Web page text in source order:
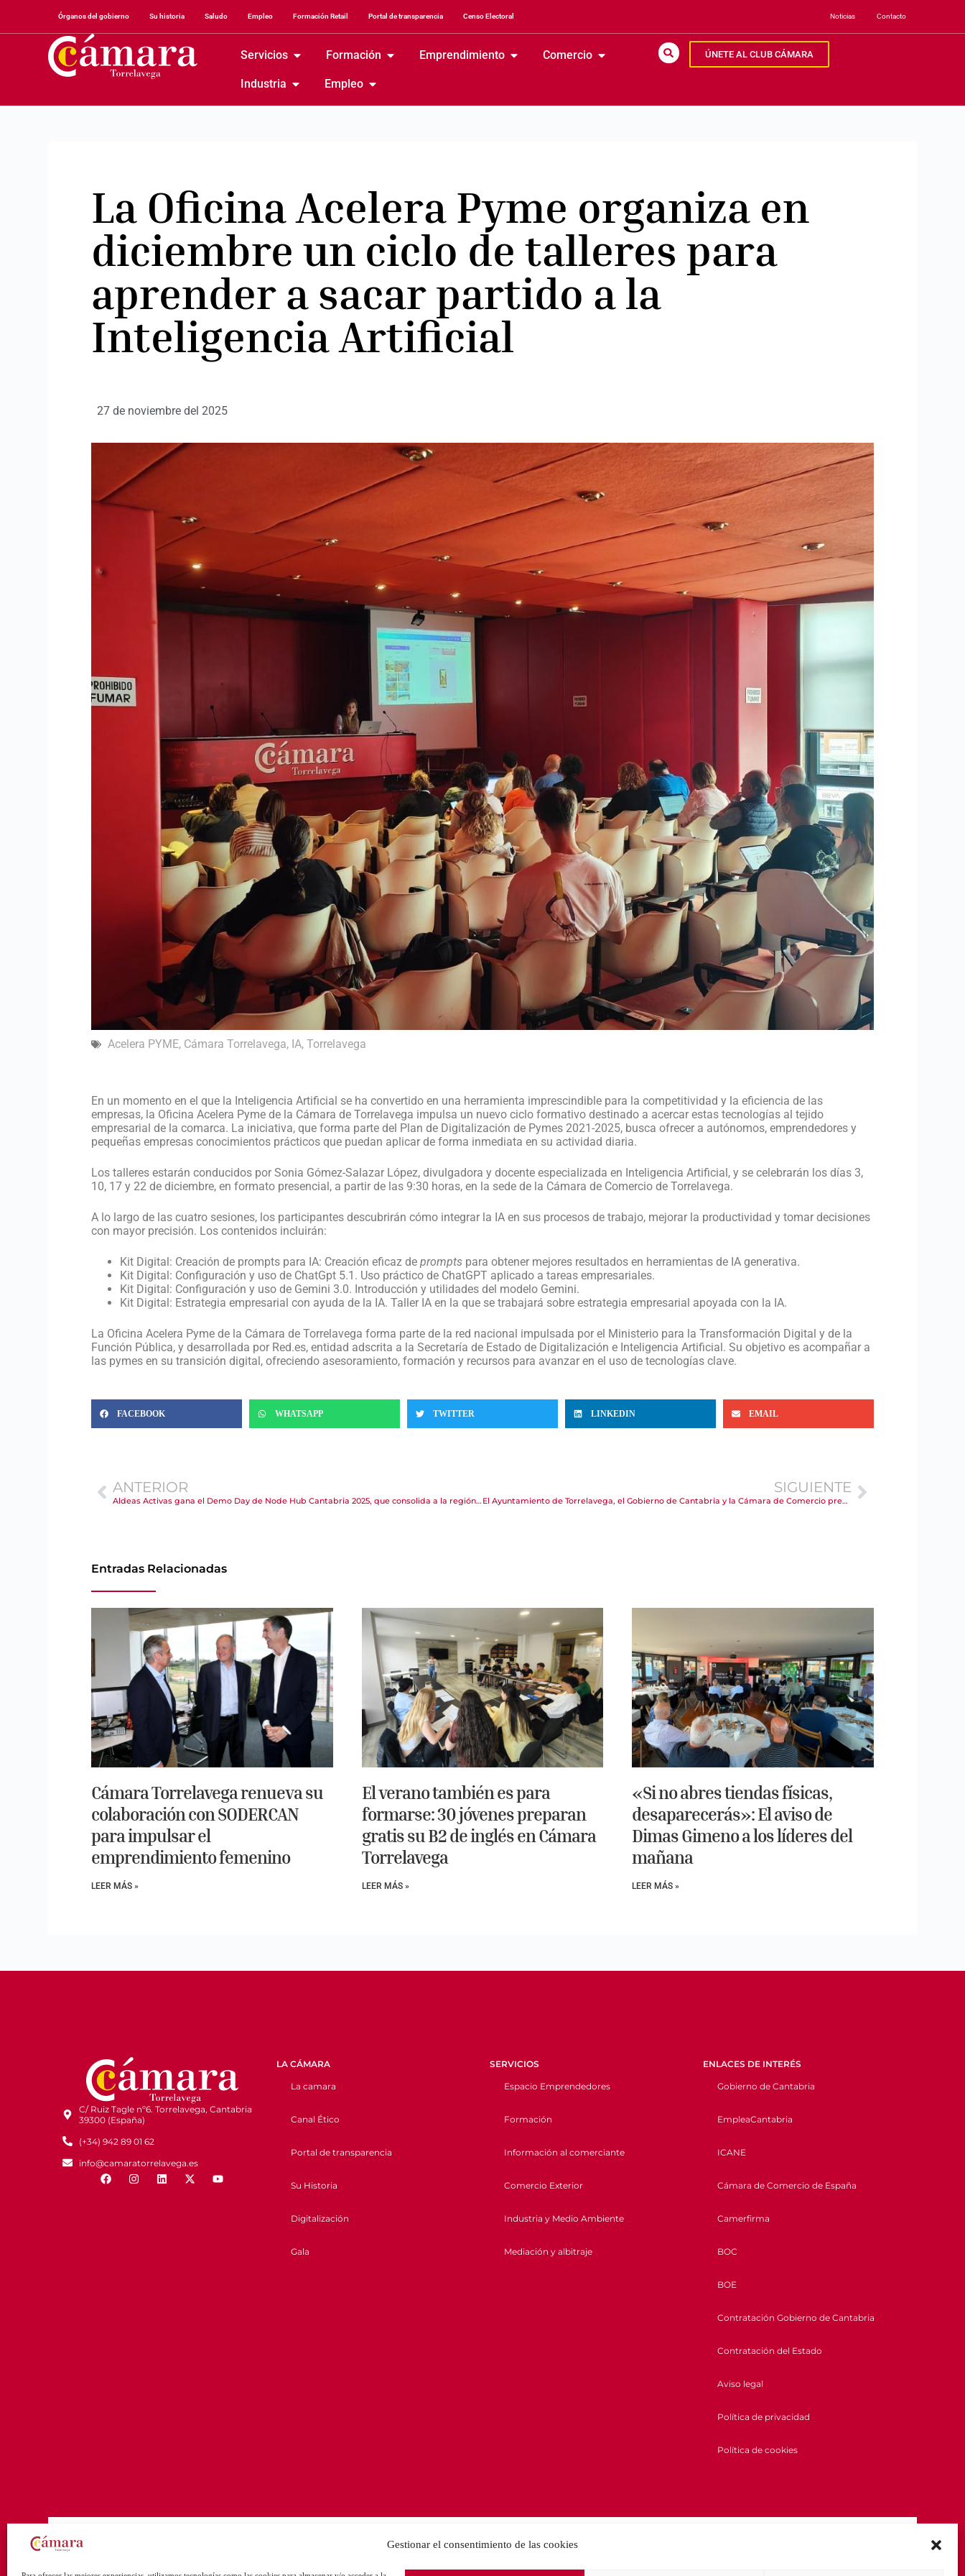
Gestionar el consentimiento de las cookies
Órganos del gobierno Su historia Saludo Empleo Formación Retail Portal de transparencia Censo Electoral Noticias Contacto
Servicios Formación Emprendimiento Comercio
Industria Empleo
ÚNETE AL CLUB CÁMARA
La Oficina Acelera Pyme organiza en
diciembre un ciclo de talleres para
aprender a sacar partido a la
Inteligencia Artificial
27 de noviembre del 2025
Acelera PYME, Cámara Torrelavega, IA,Torrelavega
En un momento en el que la Inteligencia Artificial se ha convertido en una herramienta imprescindible para la competitividad y la eficiencia de las
empresas, la Oficina Acelera Pyme de la Cámara de Torrelavega impulsa un nuevo ciclo formativo destinado a acercar estas tecnologías al tejido
empresarial de la comarca. La iniciativa, que forma parte del Plan de Digitalización de Pymes 2021-2025, busca ofrecer a autónomos, emprendedores y
pequeñas empresas conocimientos prácticos que puedan aplicar de forma inmediata en su actividad diaria.
Los talleres estarán conducidos por Sonia Gómez-Salazar López, divulgadora y docente especializada en Inteligencia Artificial, y se celebrarán los días 3,
10, 17 y 22 de diciembre, en formato presencial, a partir de las 9:30 horas, en la sede de la Cámara de Comercio de Torrelavega.
A lo largo de las cuatro sesiones, los participantes descubrirán cómo integrar la IA en sus procesos de trabajo, mejorar la productividad y tomar decisiones
con mayor precisión. Los contenidos incluirán:
Kit Digital: Creación de prompts para IA: Creación eficaz deprompts para obtener mejores resultados en herramientas de IA generativa.
Kit Digital: Configuración y uso de ChatGpt 5.1. Uso práctico de ChatGPT aplicado a tareas empresariales.
Kit Digital: Configuración y uso de Gemini 3.0. Introducción y utilidades del modelo Gemini.
Kit Digital: Estrategia empresarial con ayuda de la IA. Taller IA en la que se trabajará sobre estrategia empresarial apoyada con la IA.
La Oficina Acelera Pyme de la Cámara de Torrelavega forma parte de la red nacional impulsada por el Ministerio para la Transformación Digital y de la
Función Pública, y desarrollada por Red.es, entidad adscrita a la Secretaría de Estado de Digitalización e Inteligencia Artificial. Su objetivo es acompañar a
las pymes en su transición digital, ofreciendo asesoramiento, formación y recursos para avanzar en el uso de tecnologías clave.
FACEBOOK WHATSAPP TWITTER LINKEDIN EMAIL
ANTERIOR
Aldeas Activas gana el Demo Day de Node Hub Cantabria 2025, que consolida a la región como referente en startups tecnológicas
SIGUIENTE
El Ayuntamiento de Torrelavega, el Gobierno de Cantabria y la Cámara de Comercio presentan la XXXIV Edición del Concurso de Escaparates
Entradas Relacionadas
Cámara Torrelavega renueva su
colaboración con SODERCAN
para impulsar el
emprendimiento femenino
LEER MÁS »
El verano también es para
formarse: 30 jóvenes preparan
gratis su B2 de inglés en Cámara
Torrelavega
LEER MÁS »
«Si no abres tiendas físicas,
desaparecerás»: El aviso de
Dimas Gimeno a los líderes del
mañana
LEER MÁS »
C/ Ruiz Tagle nº6. Torrelavega, Cantabria
39300 (España)
(+34) 942 89 01 62
info@camaratorrelavega.es
LA CÁMARA
La camara
Canal Ético
Portal de transparencia
Su Historia
Digitalización
Gala
SERVICIOS
Espacio Emprendedores
Formación
Información al comerciante
Comercio Exterior
Industria y Medio Ambiente
Mediación y albitraje
ENLACES DE INTERÉS
Gobierno de Cantabria
EmpleaCantabria
ICANE
Cámara de Comercio de España
Camerfirma
BOC
BOE
Contratación Gobierno de Cantabria
Contratación del Estado
Aviso legal
Política de privacidad
Política de cookies